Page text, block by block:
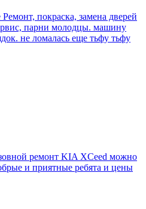
покраска, замена дверей
парни молодцы. машину
не ломалась еще тьфу тьфу
ремонт KIA XCeed можно
и приятные ребята и цены